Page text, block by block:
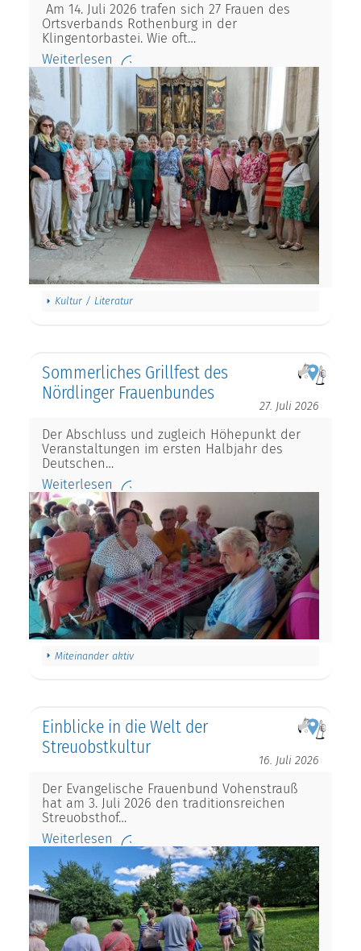
Am 14. Juli 2026 trafen sich 27 Frauen des
Ortsverbands Rothenburg in der
Klingentorbastei. Wie oft…
Weiterlesen
Kultur / Literatur
Sommerliches Grillfest des
Nördlinger Frauenbundes
27. Juli 2026
Der Abschluss und zugleich Höhepunkt der
Veranstaltungen im ersten Halbjahr des
Deutschen…
Weiterlesen
Miteinander aktiv
Einblicke in die Welt der
Streuobstkultur
16. Juli 2026
Der Evangelische Frauenbund Vohenstrauß
hat am 3. Juli 2026 den traditionsreichen
Streuobsthof…
Weiterlesen